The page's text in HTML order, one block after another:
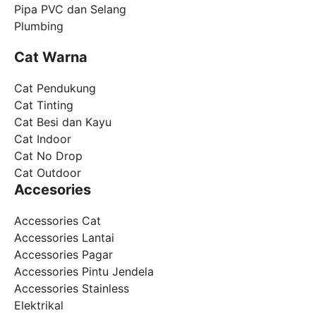
Pipa PVC dan Selang
Plumbing
Cat Warna
Cat Pendukung
Cat Tinting
Cat Besi dan Kayu
Cat Indoor
Cat No Drop
Cat Outdoor
Accesories
Accessories Cat
Accessories Lantai
Accessories Pagar
Accessories Pintu Jendela
Accessories Stainless
Elektrikal